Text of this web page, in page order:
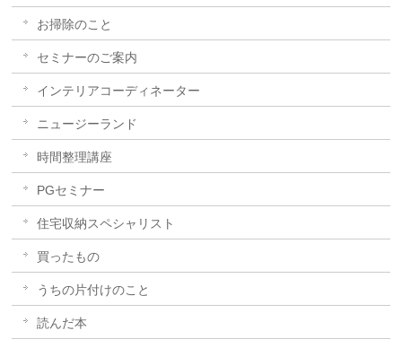
お掃除のこと
セミナーのご案内
インテリアコーディネーター
ニュージーランド
時間整理講座
PGセミナー
住宅収納スペシャリスト
買ったもの
うちの片付けのこと
読んだ本